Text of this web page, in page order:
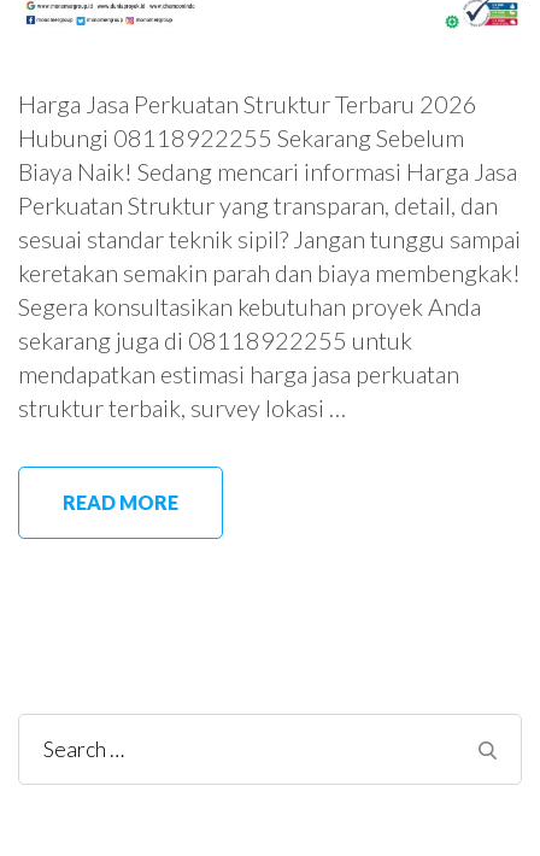
Harga Jasa Perkuatan Struktur Terbaru 2026
Hubungi 08118922255 Sekarang Sebelum
Biaya Naik! Sedang mencari informasi Harga Jasa
Perkuatan Struktur yang transparan, detail, dan
sesuai standar teknik sipil? Jangan tunggu sampai
keretakan semakin parah dan biaya membengkak!
Segera konsultasikan kebutuhan proyek Anda
sekarang juga di 08118922255 untuk
mendapatkan estimasi harga jasa perkuatan
struktur terbaik, survey lokasi …
READ MORE
Search
for: